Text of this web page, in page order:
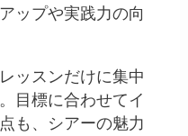
ップや実践力の向
ッスンだけに集中
目標に合わせてイ
も、シアーの魅力